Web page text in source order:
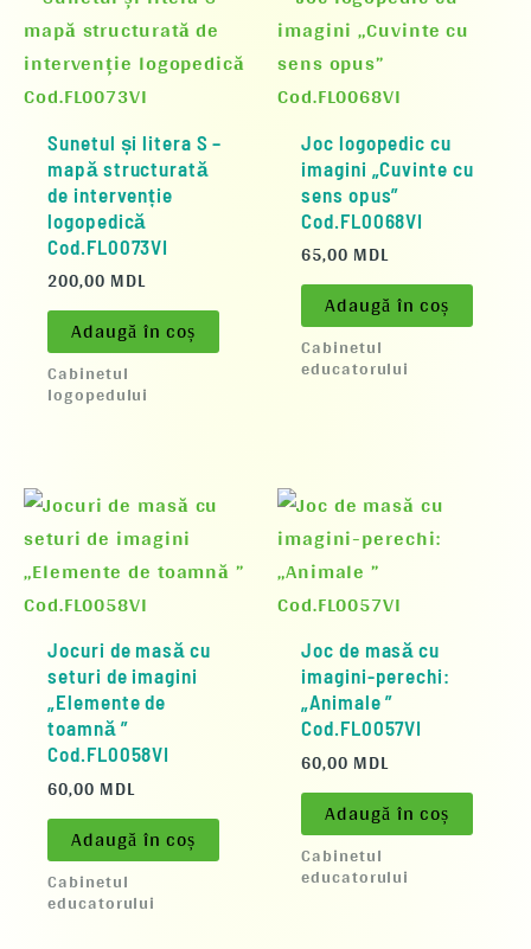
Sunetul și litera S –
mapă structurată
de intervenție
logopedică
Cod.FL0073VI
200,00 MDL
Adaugă în coș
Cabinetul
logopedului
Joc logopedic cu
imagini „Cuvinte cu
sens opus”
Cod.FL0068VI
65,00 MDL
Adaugă în coș
Cabinetul
educatorului
Jocuri de masă cu
seturi de imagini
„Elemente de
toamnă ”
Cod.FL0058VI
60,00 MDL
Adaugă în coș
Cabinetul
educatorului
Joc de masă cu
imagini-perechi:
„Animale ”
Cod.FL0057VI
60,00 MDL
Adaugă în coș
Cabinetul
educatorului